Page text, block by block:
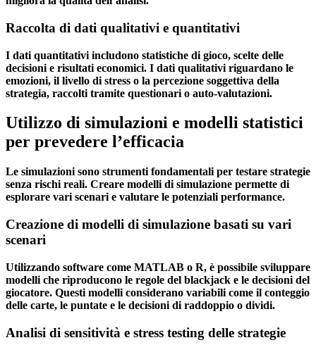
Raccolta di dati qualitativi e quantitativi
I dati quantitativi includono statistiche di gioco, scelte delle
decisioni e risultati economici. I dati qualitativi riguardano le
emozioni, il livello di stress o la percezione soggettiva della
strategia, raccolti tramite questionari o auto-valutazioni.
Utilizzo di simulazioni e modelli statistici
per prevedere l’efficacia
Le simulazioni sono strumenti fondamentali per testare strategie
senza rischi reali. Creare modelli di simulazione permette di
esplorare vari scenari e valutare le potenziali performance.
Creazione di modelli di simulazione basati su vari
scenari
Utilizzando software come MATLAB o R, è possibile sviluppare
modelli che riproducono le regole del blackjack e le decisioni del
giocatore. Questi modelli considerano variabili come il conteggio
delle carte, le puntate e le decisioni di raddoppio o dividi.
Analisi di sensitività e stress testing delle strategie